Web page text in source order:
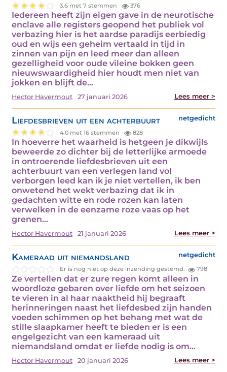
3.6 met 7 stemmen 376
Iedereen heeft zijn eigen gave in de neurotische
enclave alle registers geopend het publiek vol
verbazing hier is het aardse paradijs eerbiedig
oud en wijs een geheim vertaald in tijd in
zinnen van pijn en leed meer dan alleen
gezelligheid voor oude vileine bokken geen
nieuwswaardigheid hier houdt men niet van
jokken en blijft de…
Hector Havermout 27 januari 2026 Lees meer >
Liefdesbrieven uit een achterbuurt netgedicht
4.0 met 16 stemmen 828
In hoeverre het waarheid is hetgeen je dikwijls
beweerde zo dichter bij de letterlijke armoede
in ontroerende liefdesbrieven uit een
achterbuurt van een verlegen land vol
verborgen leed kan ik je niet vertellen, ik ben
onwetend het wekt verbazing dat ik in
gedachten witte en rode rozen kan laten
verwelken in de eenzame roze vaas op het
grenen…
Hector Havermout 21 januari 2026 Lees meer >
Kameraad uit niemandsland netgedicht
Er is nog niet op deze inzending gestemd. 798
Ze vertellen dat er zure regen komt alleen in
woordloze gebaren over liefde om het seizoen
te vieren in al haar naaktheid hij begraaft
herinneringen naast het liefdesbed zijn handen
voeden schimmen op het behang met wat de
stille slaapkamer heeft te bieden er is een
engelgezicht van een kameraad uit
niemandsland omdat er liefde nodig is om…
Hector Havermout 20 januari 2026 Lees meer >